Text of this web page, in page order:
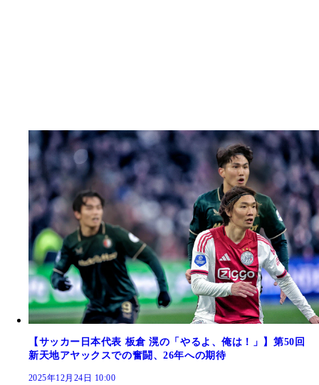
【サッカー日本代表 板倉 滉の「やるよ、俺は！」】第50回
新天地アヤックスでの奮闘、26年への期待
2025年12月24日 10:00